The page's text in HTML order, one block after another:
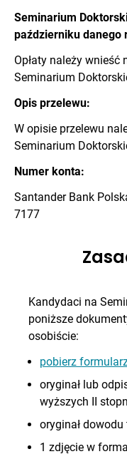
Seminarium
październiku danego
Opłaty należy wnieść
Seminarium
Opis przelewu:
W opisie przelewu
Seminarium
Numer konta:
Santander Bank
7177
Kandydaci na
poniższe
osobiście:
pobierz
oryginał lub
wyższych II
oryginał
1 zdjęcie w